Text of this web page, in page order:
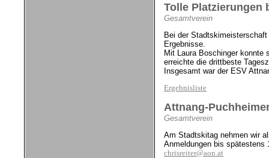
Tolle Platzierungen
Gesamtverein
Bei der
Ergebnisse.
Mit Laura Boschinger konnte
erreichte die drittbeste
Insgesamt war der ESV
Ergebnisliste
Attnang-
Gesamtverein
Am Stadtskitag nehmen wir
Anmeldungen bis spätestens
chrisreiter@aon.at